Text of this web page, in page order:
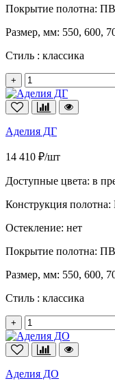
Покрытие полотна:
Размер, мм: 550, 600,
Стиль : классика
+
Аделия ДГ
14 410 ₽/шт
Доступные цвета: в
Конструкция полотна:
Остекление: нет
Покрытие полотна:
Размер, мм: 550, 600,
Стиль : классика
+
Аделия ДО